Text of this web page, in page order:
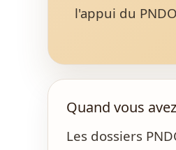
l'appui du
Quand vous
Les dossiers